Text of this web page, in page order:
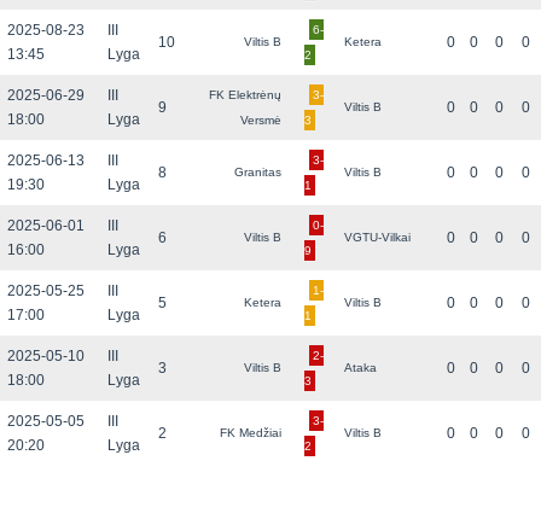
2025-08-23
13:45
Lyga
10 Viltis B
6-
2
Ketera 0 0 0 0
2025-06-29
18:00
Lyga
9
FK Elektrėnų
Versmė
3-
3
Viltis B 0 0 0 0
2025-06-13
19:30
Lyga
8 Granitas
3-
1
Viltis B 0 0 0 0
2025-06-01
16:00
Lyga
6 Viltis B
0-
9
VGTU-Vilkai 0 0 0 0
2025-05-25
17:00
Lyga
5 Ketera
1-
1
Viltis B 0 0 0 0
2025-05-10
18:00
Lyga
3 Viltis B
2-
3
Ataka 0 0 0 0
2025-05-05
20:20
Lyga
2 FK Medžiai
3-
2
Viltis B 0 0 0 0